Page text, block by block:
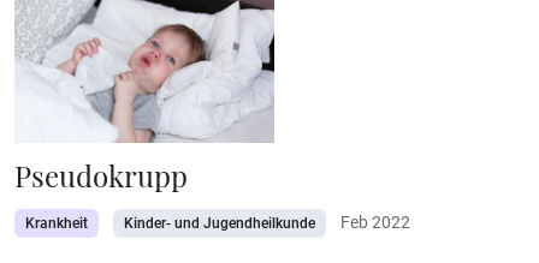
Pseudokrupp
Krankheit Kinder- und Jugendheilkunde Feb 2022